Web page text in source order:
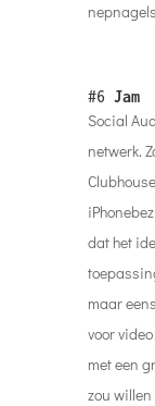
#6 Jam
Social
netwerk.
dat het
maar
voor
met een
zou